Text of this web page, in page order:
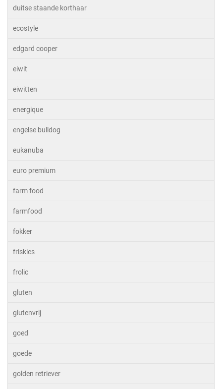
duitse staande korthaar
ecostyle
edgard cooper
eiwit
eiwitten
energique
engelse bulldog
eukanuba
euro premium
farm food
farmfood
fokker
friskies
frolic
gluten
glutenvrij
goed
goede
golden retriever